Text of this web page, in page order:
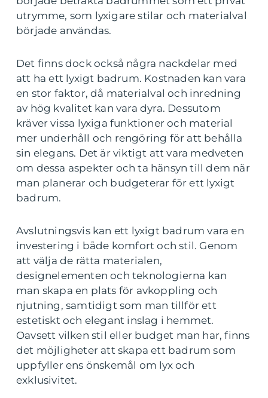
utrymme, som lyxigare stilar och materialval
började användas.
Det finns dock också några nackdelar med
att ha ett lyxigt badrum. Kostnaden kan vara
en stor faktor, då materialval och inredning
av hög kvalitet kan vara dyra. Dessutom
kräver vissa lyxiga funktioner och material
mer underhåll och rengöring för att behålla
sin elegans. Det är viktigt att vara medveten
om dessa aspekter och ta hänsyn till dem när
man planerar och budgeterar för ett lyxigt
badrum.
Avslutningsvis kan ett lyxigt badrum vara en
investering i både komfort och stil. Genom
att välja de rätta materialen,
designelementen och teknologierna kan
man skapa en plats för avkoppling och
njutning, samtidigt som man tillför ett
estetiskt och elegant inslag i hemmet.
Oavsett vilken stil eller budget man har, finns
det möjligheter att skapa ett badrum som
uppfyller ens önskemål om lyx och
exklusivitet.